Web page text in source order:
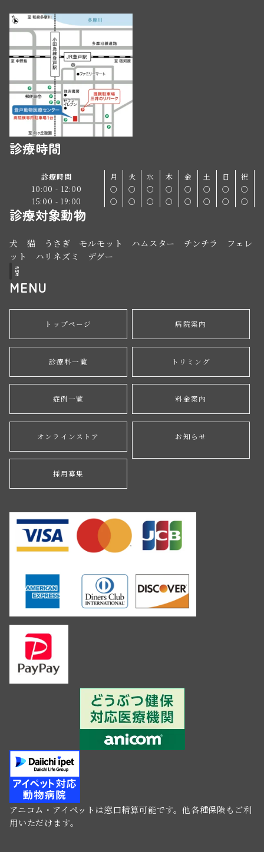
診療時間
診療時間 月 火 水 木 金 土 日
祝
10:00 - 12:00
○ ○ ○ ○ ○ ○ ○
○
15:00 - 19:00
○ ○ ○ ○ ○ ○ ○ ○
診療対象動物
犬 猫 うさぎ モルモット ハムスター チンチラ フェレ
ット ハリネズミ デグー
説
明
用
MENU
トップページ 病院案内
診療科一覧 トリミング
症例一覧 料金案内
オンラインストア お知らせ
採用募集
アニコム・アイペットは窓口精算可能です。他各種保険もご利
用いただけます。